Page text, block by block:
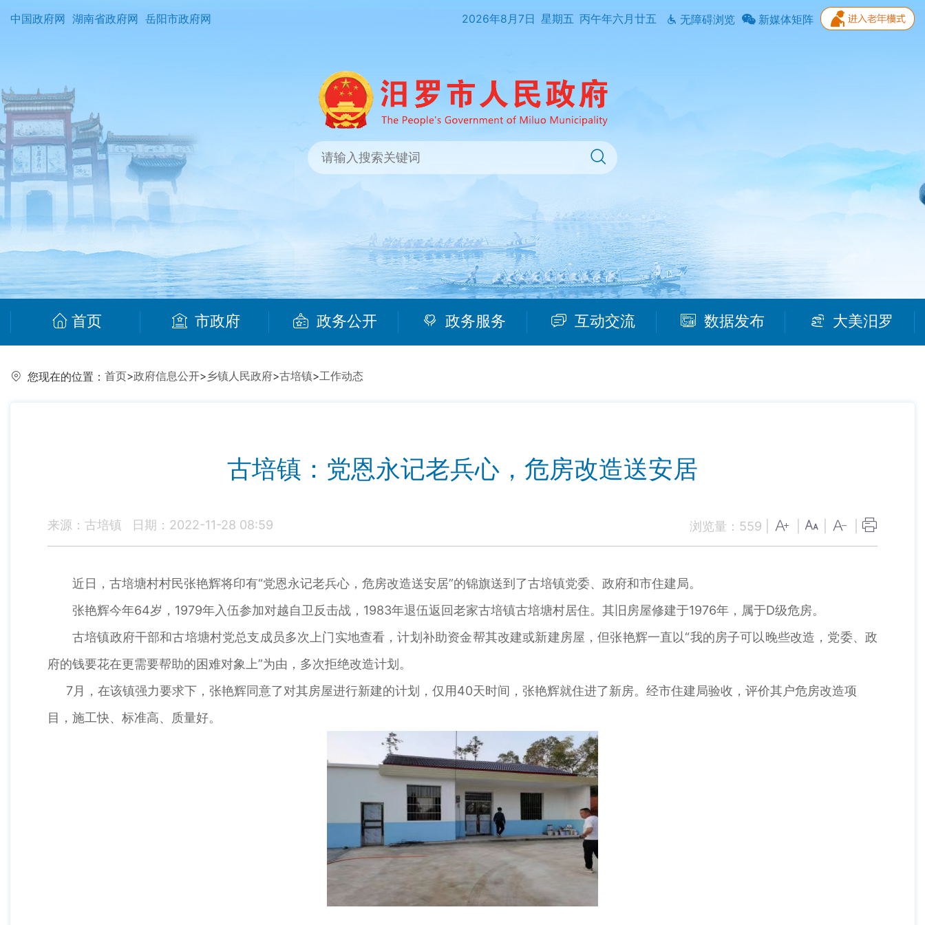
中国政府网 湖南省政府网 岳阳市政府网 2026年8月7日 星期五 丙午年六月廿五 无障碍浏览 新媒体矩阵
首页 市政府 政务公开 政务服务 互动交流 数据发布 大美汨罗
您现在的位置： 首页>政府信息公开>乡镇人民政府>古培镇>工作动态
古培镇：党恩永记老兵心，危房改造送安居
来源：古培镇 日期：2022-11-28 08:59 浏览量： 559
近日，古培塘村村民张艳辉将印有“党恩永记老兵心，危房改造送安居”的锦旗送到了古培镇党委、政府和市住建局。
张艳辉今年64岁，1979年入伍参加对越自卫反击战，1983年退伍返回老家古培镇古培塘村居住。其旧房屋修建于1976年，属于D级危房。
古培镇政府干部和古培塘村党总支成员多次上门实地查看，计划补助资金帮其改建或新建房屋，但张艳辉一直以“我的房子可以晚些改造，党委、政
府的钱要花在更需要帮助的困难对象上”为由，多次拒绝改造计划。
7月，在该镇强力要求下，张艳辉同意了对其房屋进行新建的计划，仅用40天时间，张艳辉就住进了新房。经市住建局验收，评价其户危房改造项
目，施工快、标准高、质量好。